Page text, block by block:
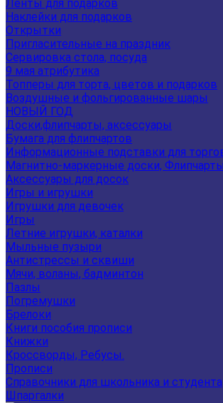
Ленты для подарков
Наклейки для подарков
Открытки
Пригласительные на праздник
Сервировка стола, посуда
9 мая атрибутика
Топперы для торта, цветов и подарков
Воздушные и фольгированные шары
НОВЫЙ ГОД
Доски,флипчарты, аксессуары
Бумага для флипчартов
Информационные подставки для
Магнитно-маркерные доски, Флипчарты
Аксессуары для досок
Игры и игрушки
Игрушки для девочек
Игры
Летние игрушки, каталки
Мыльные пузыри
Антистрессы и сквиши
Мячи, воланы, бадминтон
Пазлы
Погремушки
Брелоки
Книги пособия прописи
Книжки
Кроссворды, Ребусы.
Прописи
Справочники для школьника и студента
Шпаргалки